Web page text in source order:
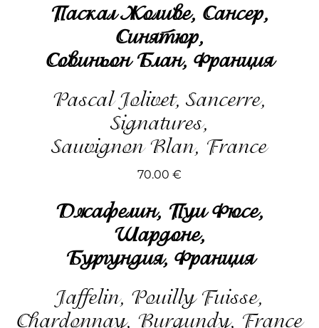
Паскал Жоливе, Сансер,
Синятюр,
Совиньон Блан, Франция
Pascal Jolivet, Sancerre,
Signatures,
Sauvignon Blan, France
70.00 €
Джафелин, Пуи Фюсе,
Шардоне,
Бургундия, Франция
Jaffelin, Pouilly Fuisse,
Chardonnay, Burgundy, France